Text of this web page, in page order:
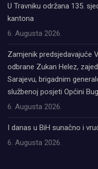
U Travniku održana 135.
kantona
6. Augusta 2026.
Zamjenik predsjedavajuće
odbrane Zukan Helez,
Sarajevu, brigadnim
službenoj posjeti Općini
6. Augusta 2026.
I danas u BiH sunačno i
6. Augusta 2026.